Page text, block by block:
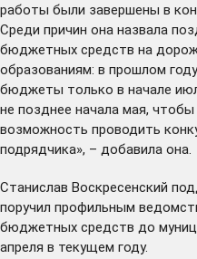
работы были завершены в
Среди причин она назвала
бюджетных средств на
образованиям: в прошлом
бюджеты только в начале
не позднее начала мая,
возможность проводить
подрядчика», – добавила она.
Станислав Воскресенский
поручил профильным
бюджетных средств до
апреля в текущем году.